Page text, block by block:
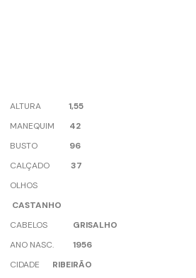
ALTURA 1,55
MANEQUIM 42
BUSTO 96
CALÇADO 37
OLHOS
CASTANHO
CABELOS
GRISALHO
ANO NASC. 1956
CIDADE RIBEIRÃO